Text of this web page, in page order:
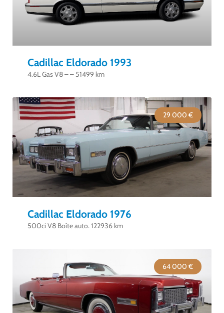
Cadillac Eldorado 1993
4.6L Gas V8 – – 51499 km
29 000 €
Cadillac Eldorado 1976
500ci V8 Boîte auto. 122936 km
64 000 €